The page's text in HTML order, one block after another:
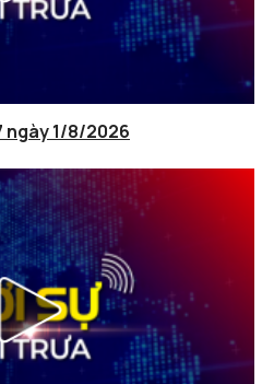
ngày 1/8/2026